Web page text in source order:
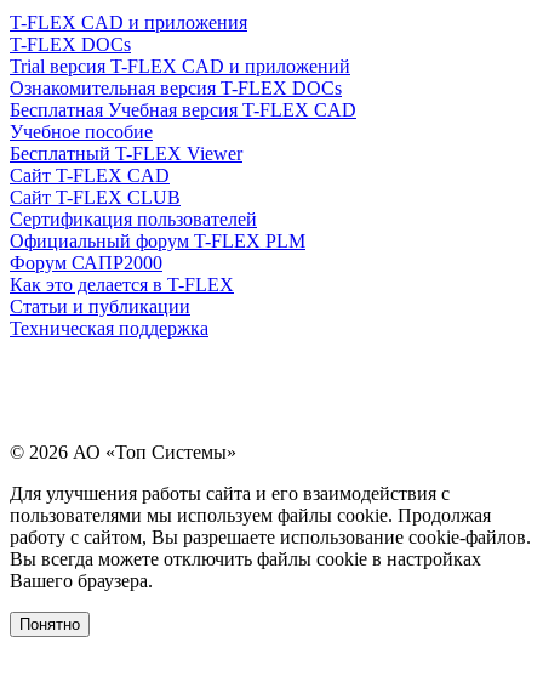
T-FLEX CAD и приложения
T-FLEX DOCs
Trial версия T-FLEX CAD и приложений
Ознакомительная версия T-FLEX DOCs
Бесплатная Учебная версия T-FLEX CAD
Учебное пособие
Бесплатный T-FLEX Viewer
Сайт T-FLEX CAD
Сайт T-FLEX CLUB
Сертификация пользователей
Официальный форум T-FLEX PLM
Форум САПР2000
Как это делается в T-FLEX
Статьи и публикации
Техническая поддержка
© 2026 АО «Топ Системы»
Для улучшения работы сайта и его взаимодействия с
пользователями мы используем файлы cookie. Продолжая
работу с сайтом, Вы разрешаете использование cookie-файлов.
Вы всегда можете отключить файлы cookie в настройках
Вашего браузера.
Понятно